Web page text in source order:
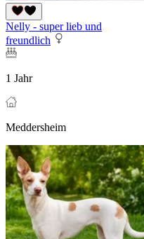
Nelly - super lieb und
freundlich
1 Jahr
Meddersheim